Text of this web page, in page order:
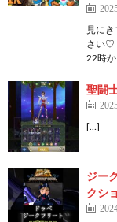
見に
さい♡
22時
聖闘
[…]
ジー
クシ